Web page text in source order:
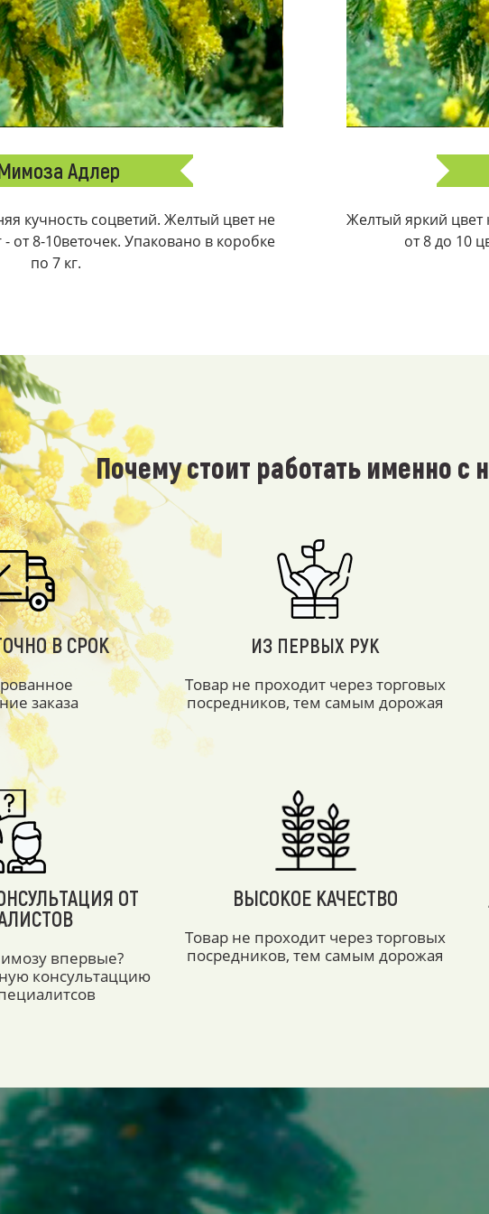
Адлер
кучность соцветий. Желтый цвет не
от 8-10веточек. Упаковано в коробке
по 7 кг.
Желтый яркий цвет
от 8 до 10
Почему стоит работать именно с
В СРОК
заказа
ИЗ ПЕРВЫХ РУК
Товар не проходит через торговых
посредников, тем самым дорожая
ОТ
впервые?
консультаццию
ВЫСОКОЕ КАЧЕСТВО
Товар не проходит через торговых
посредников, тем самым дорожая